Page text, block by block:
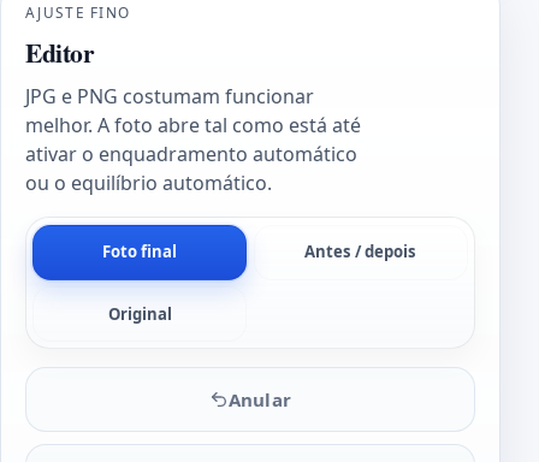
AJUSTE FINO
Editor
JPG e PNG costumam funcionar
melhor. A foto abre tal como está até
ativar o enquadramento automático
ou o equilíbrio automático.
Foto final Antes / depois
Original
Anular